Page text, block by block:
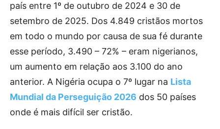
país entre 1º de outubro de 2024 e 30 de
setembro de 2025. Dos 4.849 cristãos mortos
em todo o mundo por causa de sua fé durante
esse período, 3.490 – 72% – eram nigerianos,
um aumento em relação aos 3.100 do ano
anterior. A Nigéria ocupa o 7º lugar na Lista
Mundial da Perseguição 2026 dos 50 países
onde é mais difícil ser cristão.